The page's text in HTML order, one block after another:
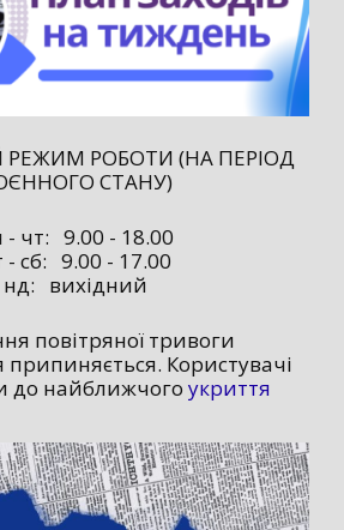
РОБОТИ (НА ПЕРІОД
СТАНУ)
- чт: 9.00 - 18.00
- сб: 9.00 - 17.00
нд: вихідний
повітряної тривоги
припиняється. Користувачі
до найближчого укриття